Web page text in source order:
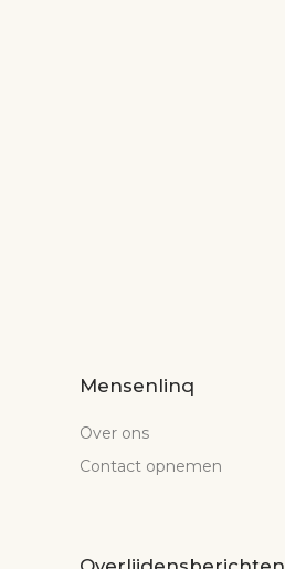
Mensenlinq
Over ons
Contact opnemen